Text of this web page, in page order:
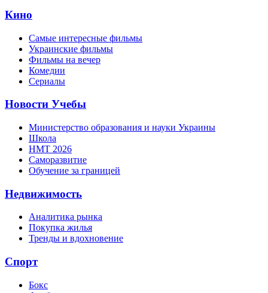
Кино
Самые интересные фильмы
Украинские фильмы
Фильмы на вечер
Комедии
Сериалы
Новости Учебы
Министерство образования и науки Украины
Школа
НМТ 2026
Саморазвитие
Обучение за границей
Недвижимость
Аналитика рынка
Покупка жилья
Тренды и вдохновение
Спорт
Бокс